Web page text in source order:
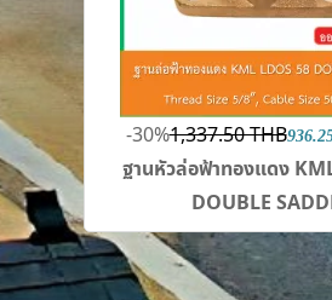
-30%1,337.50 THB
ฐานหัวล่อฟ้าทองแดง
DOUBLE